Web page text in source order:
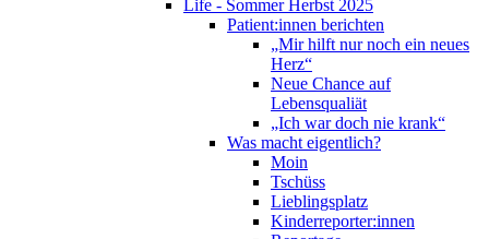
Life - Sommer Herbst 2025
Patient:innen berichten
„Mir hilft nur noch ein neues
Herz“
Neue Chance auf
Lebensqualiät
„Ich war doch nie krank“
Was macht eigentlich?
Moin
Tschüss
Lieblingsplatz
Kinderreporter:innen